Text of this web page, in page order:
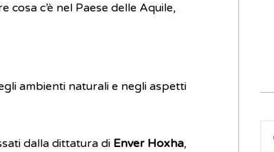
c’è nel Paese delle Aquile,
ambienti naturali e negli aspetti
dalla dittatura di Enver Hoxha,